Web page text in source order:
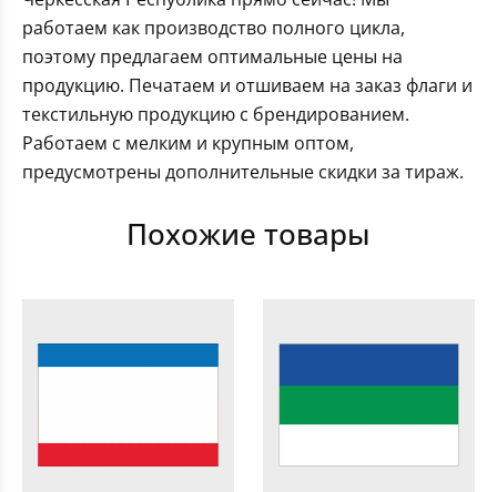
работаем как производство полного цикла,
поэтому предлагаем оптимальные цены на
продукцию. Печатаем и отшиваем на заказ флаги и
текстильную продукцию с брендированием.
Работаем с мелким и крупным оптом,
предусмотрены дополнительные скидки за тираж.
Похожие товары